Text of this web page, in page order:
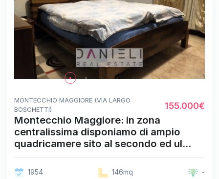
MONTECCHIO MAGGIORE (VIA LARGO
BOSCHETTI)
155.000€
Montecchio Maggiore: in zona
centralissima disponiamo di ampio
quadricamere sito al secondo ed ul...
1954 146mq -